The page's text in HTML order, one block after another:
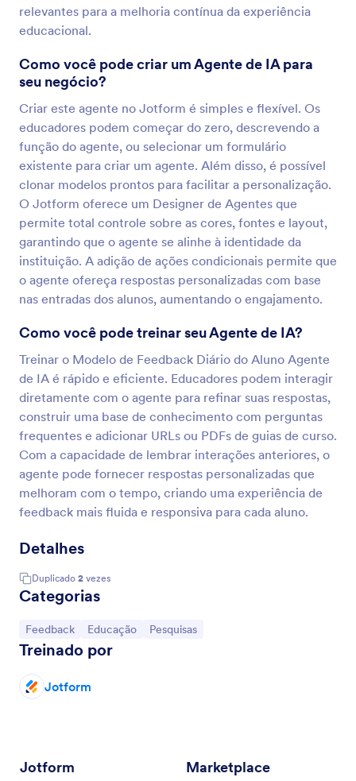
relevantes para a melhoria contínua da experiência
educacional.
Como você pode criar um Agente de IA para
seu negócio?
Criar este agente no Jotform é simples e flexível. Os
educadores podem começar do zero, descrevendo a
função do agente, ou selecionar um formulário
existente para criar um agente. Além disso, é possível
clonar modelos prontos para facilitar a personalização.
O Jotform oferece um Designer de Agentes que
permite total controle sobre as cores, fontes e layout,
garantindo que o agente se alinhe à identidade da
instituição. A adição de ações condicionais permite que
o agente ofereça respostas personalizadas com base
nas entradas dos alunos, aumentando o engajamento.
Como você pode treinar seu Agente de IA?
Treinar o Modelo de Feedback Diário do Aluno Agente
de IA é rápido e eficiente. Educadores podem interagir
diretamente com o agente para refinar suas respostas,
construir uma base de conhecimento com perguntas
frequentes e adicionar URLs ou PDFs de guias de curso.
Com a capacidade de lembrar interações anteriores, o
agente pode fornecer respostas personalizadas que
melhoram com o tempo, criando uma experiência de
feedback mais fluida e responsiva para cada aluno.
Detalhes
Duplicado 2 vezes
Categorias
Ir para Categoria:
Feedback Ir para Categoria:
Educação Ir para Categoria:
Pesquisas
Treinado por
Jotform
Jotform Marketplace